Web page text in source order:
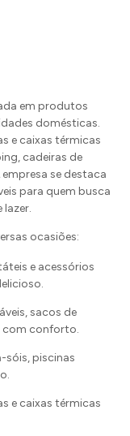
em produtos
domésticas.
e caixas térmicas
cadeiras de
se destaca
para quem busca
ocasiões:
e acessórios
sacos de
com conforto.
sóis, piscinas
e caixas térmicas